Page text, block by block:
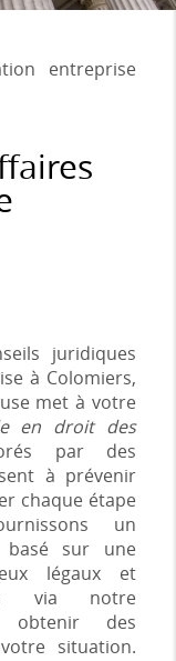
entreprise
juridiques
à Colomiers,
met à votre
en droit des
par des
à prévenir
chaque étape
un
sur une
légaux et
via notre
des
situation.